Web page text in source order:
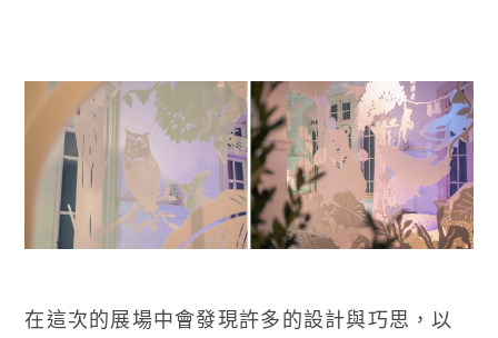
在這次的展場中會發現許多的設計與巧思，以